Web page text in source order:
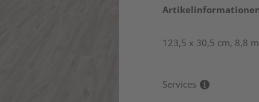
123,5 x 30,5 cm, 8,8
Services